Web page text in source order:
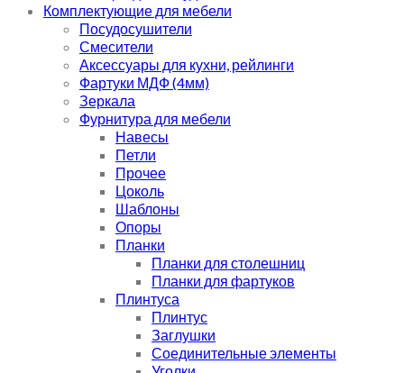
Комплектующие для мебели
Посудосушители
Смесители
Аксессуары для кухни, рейлинги
Фартуки МДФ (4мм)
Зеркала
Фурнитура для мебели
Навесы
Петли
Прочее
Цоколь
Шаблоны
Опоры
Планки
Планки для столешниц
Планки для фартуков
Плинтуса
Плинтус
Заглушки
Соединительные элементы